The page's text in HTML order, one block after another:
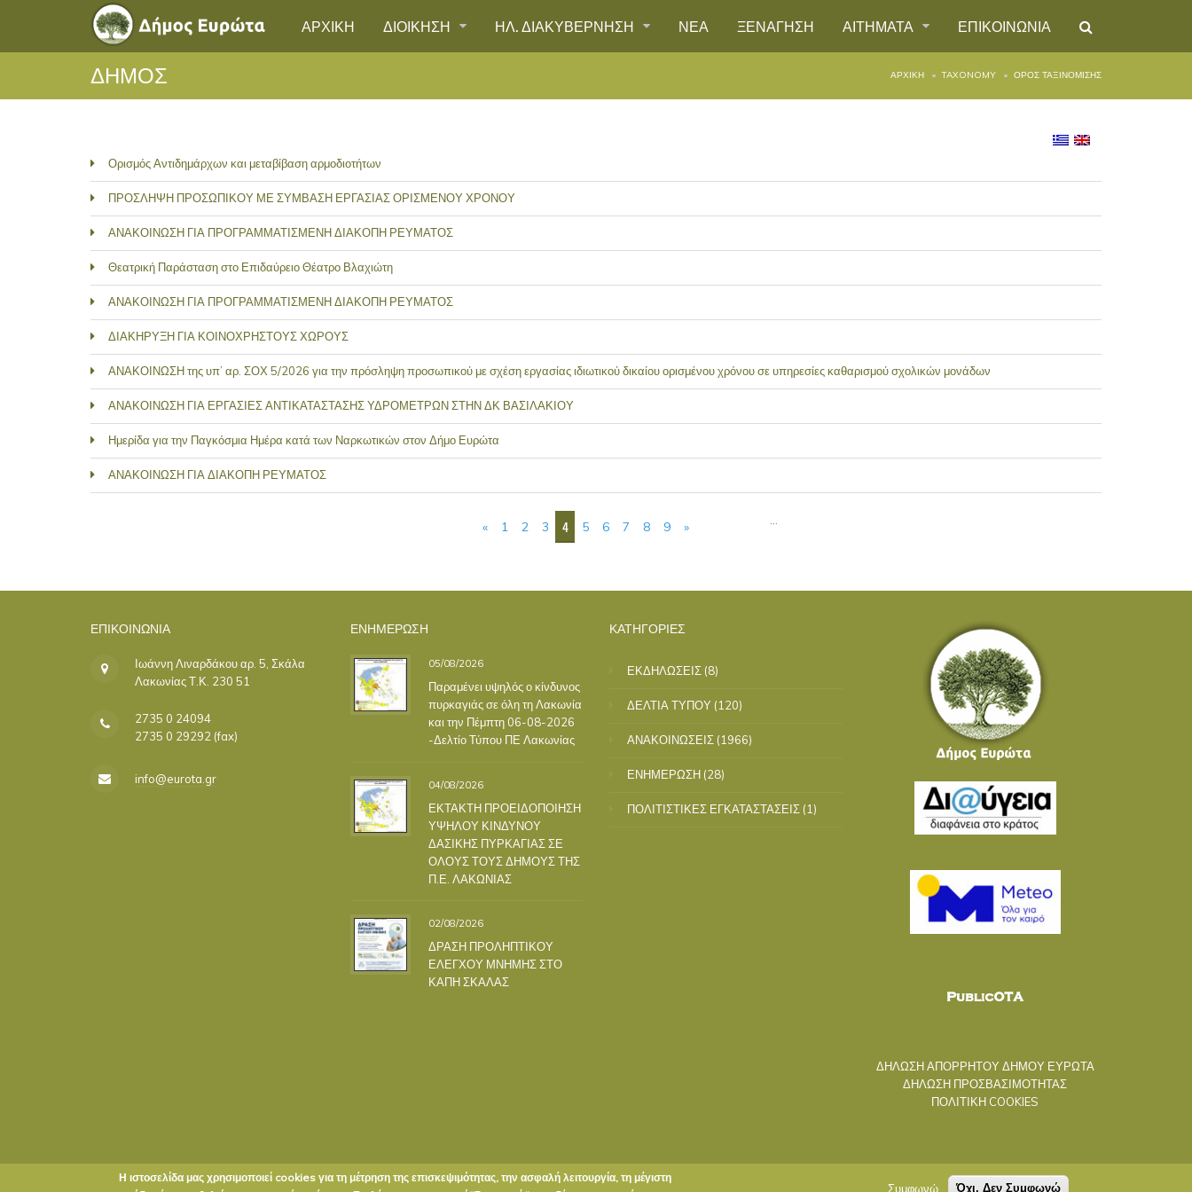
ΑΡΧΙΚΗ ΔΙΟΙΚΗΣΗ ΗΛ. ΔΙΑΚΥΒΕΡΝΗΣΗ ΝΕΑ ΞΕΝΑΓΗΣΗ ΑΙΤΗΜΑΤΑ ΕΠΙΚΟΙΝΩΝΙΑ
ΔΗΜΟΣ ΑΡΧΙΚΉ TAXONOMY ΌΡΟΣ ΤΑΞΙΝΌΜΙΣΗΣ
Ορισμός Αντιδημάρχων και μεταβίβαση αρμοδιοτήτων
ΠΡΟΣΛΗΨΗ ΠΡΟΣΩΠΙΚΟΥ ΜΕ ΣΥΜΒΑΣΗ ΕΡΓΑΣΙΑΣ ΟΡΙΣΜΕΝΟΥ ΧΡΟΝΟΥ
ΑΝΑΚΟΙΝΩΣΗ ΓΙΑ ΠΡΟΓΡΑΜΜΑΤΙΣΜΕΝΗ ΔΙΑΚΟΠΗ ΡΕΥΜΑΤΟΣ
Θεατρική Παράσταση στο Επιδαύρειο Θέατρο Βλαχιώτη
ΑΝΑΚΟΙΝΩΣΗ ΓΙΑ ΠΡΟΓΡΑΜΜΑΤΙΣΜΕΝΗ ΔΙΑΚΟΠΗ ΡΕΥΜΑΤΟΣ
ΔΙΑΚΗΡΥΞΗ ΓΙΑ ΚΟΙΝΟΧΡΗΣΤΟΥΣ ΧΩΡΟΥΣ
ΑΝΑΚΟΙΝΩΣΗ της υπ’ αρ. ΣΟΧ 5/2026 για την πρόσληψη προσωπικού με σχέση εργασίας ιδιωτικού δικαίου ορισμένου χρόνου σε υπηρεσίες καθαρισμού σχολικών μονάδων
ΑΝΑΚΟΙΝΩΣΗ ΓΙΑ ΕΡΓΑΣΙΕΣ ΑΝΤΙΚΑΤΑΣΤΑΣΗΣ ΥΔΡΟΜΕΤΡΩΝ ΣΤΗΝ ΔΚ ΒΑΣΙΛΑΚΙΟΥ
Ημερίδα για την Παγκόσμια Ημέρα κατά των Ναρκωτικών στον Δήμο Ευρώτα
ΑΝΑΚΟΙΝΩΣΗ ΓΙΑ ΔΙΑΚΟΠΗ ΡΕΥΜΑΤΟΣ
« 1 2 3 4 5 6 7 8 9 »
ΕΠΙΚΟΙΝΩΝΊΑ
Ιωάννη Λιναρδάκου αρ. 5, Σκάλα
Λακωνίας Τ.Κ. 230 51
2735 0 24094
2735 0 29292 (fax)
info@eurota.gr
ΕΝΗΜΕΡΩΣΗ
05/08/2026
Παραμένει υψηλός ο κίνδυνος
πυρκαγιάς σε όλη τη Λακωνία
και την Πέμπτη 06-08-2026
-Δελτίο Τύπου ΠΕ Λακωνίας
04/08/2026
ΕΚΤΑΚΤΗ ΠΡΟΕΙΔΟΠΟΙΗΣΗ
ΥΨΗΛΟΥ ΚΙΝΔΥΝΟΥ
ΔΑΣΙΚΗΣ ΠΥΡΚΑΓΙΑΣ ΣΕ
ΟΛΟΥΣ ΤΟΥΣ ΔΗΜΟΥΣ ΤΗΣ
Π.Ε. ΛΑΚΩΝΙΑΣ
02/08/2026
ΔΡΑΣΗ ΠΡΟΛΗΠΤΙΚΟΥ
ΕΛΕΓΧΟΥ ΜΝΗΜΗΣ ΣΤΟ
ΚΑΠΗ ΣΚΑΛΑΣ
ΚΑΤΗΓΟΡΙΕΣ
ΕΚΔΗΛΩΣΕΙΣ (8)
ΔΕΛΤΙΑ ΤΥΠΟΥ (120)
ΑΝΑΚΟΙΝΩΣΕΙΣ (1966)
ΕΝΗΜΕΡΩΣΗ (28)
ΠΟΛΙΤΙΣΤΙΚΕΣ ΕΓΚΑΤΑΣΤΑΣΕΙΣ (1)
ΔΗΛΩΣΗ ΑΠΟΡΡΗΤΟΥ ΔΗΜΟΥ ΕΥΡΩΤΑ
ΔΗΛΩΣΗ ΠΡΟΣΒΑΣΙΜΟΤΗΤΑΣ
ΠΟΛΙΤΙΚΗ COOKIES
Η ιστοσελίδα μας χρησιμοποιεί cookies για τη μέτρηση της επισκεψιμότητας, την ασφαλή λειτουργία, τη μέγιστη
Συμφωνώ Όχι, Δεν Συμφωνώ